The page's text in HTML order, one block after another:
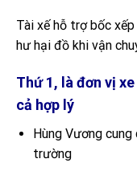
Tài xế hỗ trợ bốc
hư hại đồ khi vận
Thứ 1, là đơn vị
cả hợp lý
Hùng Vương
trường